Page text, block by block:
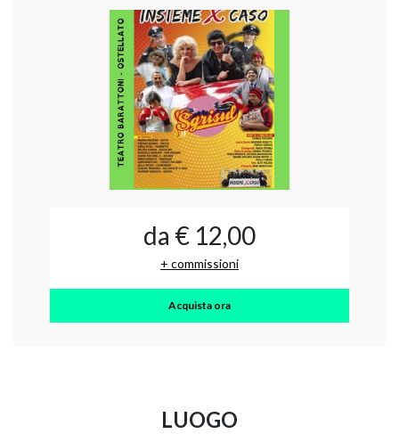
da € 12,00
+ commissioni
Acquista ora
LUOGO